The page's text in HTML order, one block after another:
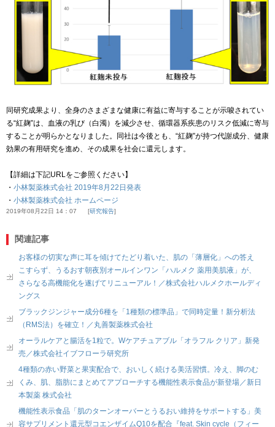
同研究成果より、全身のさまざまな健康に有益に寄与することが示唆されてい
る“紅麹”は、血液の乳び（白濁）を減少させ、循環器系疾患のリスク低減に寄与
することが明らかとなりました。同社は今後とも、“紅麹”が持つ代謝成分、健康
効果の有用研究を進め、その成果を社会に還元します。
【詳細は下記URLをご参照ください】
・ 小林製薬株式会社 2019年8月22日発表
・ 小林製薬株式会社 ホームページ
2019年08月22日 14：07 研究報告
関連記事
お客様の切実な声に耳を傾けてたどり着いた、肌の「薄層化」への答え
こすらず、うるおす朝夜別オールインワン「ハルメク 薬用美肌液」が、
さらなる高機能化を遂げてリニューアル！／株式会社ハルメクホールディ
ングス
ブラックジンジャー成分6種を「1種類の標準品」で同時定量！新分析法
（RMS法）を確立！／丸善製薬株式会社
オーラルケアと腸活を1粒で。Wケアチュアブル「オラフル クリア」新発
売／株式会社イブフローラ研究所
4種類の赤い野菜と果実配合で、おいしく続ける美活習慣。冷え、脚のむ
くみ、肌、脂肪にまとめてアプローチする機能性表示食品が新登場／新日
本製薬 株式会社
機能性表示食品「肌のターンオーバーとうるおい維持をサポートする」美
容サプリメント還元型コエンザイムQ10を配合『feat. Skin cycle（フィー